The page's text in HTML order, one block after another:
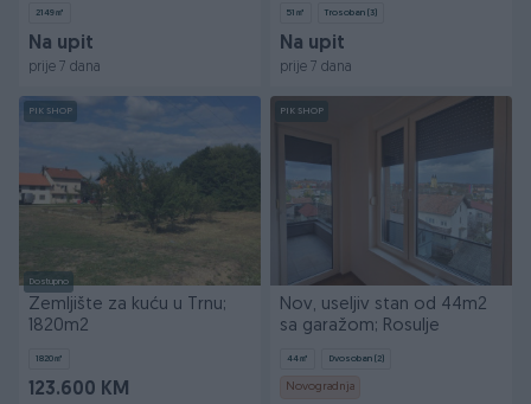
2149㎡
Na upit
prije 7 dana
51 ㎡ Trosoban (3)
Na upit
prije 7 dana
PIK SHOP
Dostupno
Zemljište za kuću u Trnu;
1820m2
1820㎡
123.600 KM
PIK SHOP
Nov, useljiv stan od 44m2
sa garažom; Rosulje
44㎡ Dvosoban (2)
Novogradnja